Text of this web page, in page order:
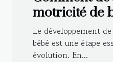
motricité de
Le développement
bébé est une étape
évolution. En...